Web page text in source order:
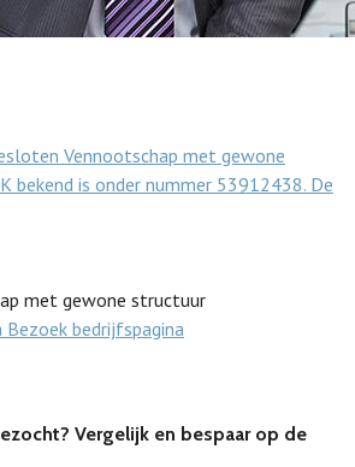
Vennootschap met gewone
bekend is onder nummer 53912438. De
met gewone structuur
Bezoek bedrijfspagina
Vergelijk en bespaar op de